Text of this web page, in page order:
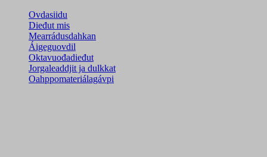
Ovdasiidu
Dieđut mis
Mearrádusdahkan
Áigeguovdil
Oktavuođadieđut
Jorgaleaddjit ja dulkkat
Oahppomateriálagávpi